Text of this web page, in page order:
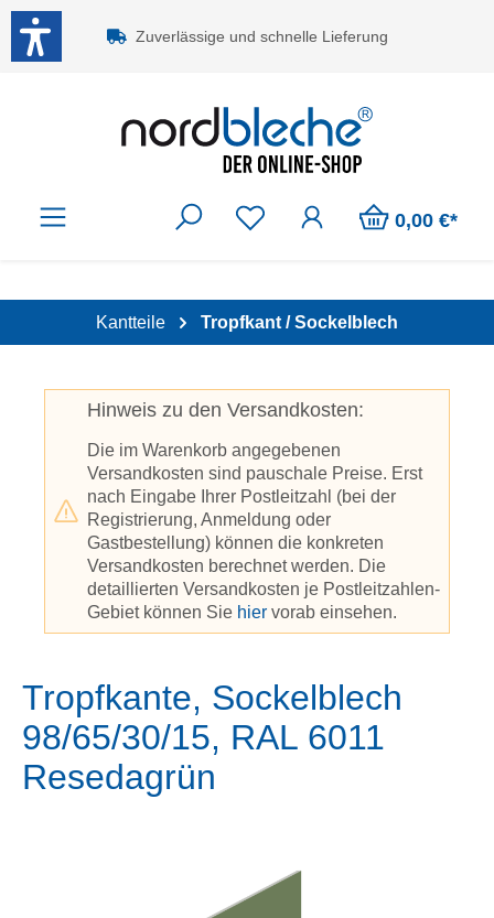
Zum Hauptinhalt springen
Zuverlässige und schnelle Lieferung
0,00 €*
Kantteile Tropfkant / Sockelblech
Hinweis zu den Versandkosten:
Die im Warenkorb angegebenen
Versandkosten sind pauschale Preise. Erst
nach Eingabe Ihrer Postleitzahl (bei der
Registrierung, Anmeldung oder
Gastbestellung) können die konkreten
Versandkosten berechnet werden. Die
detaillierten Versandkosten je Postleitzahlen-
Gebiet können Sie hier vorab einsehen.
Tropfkante, Sockelblech
98/65/30/15, RAL 6011
Resedagrün